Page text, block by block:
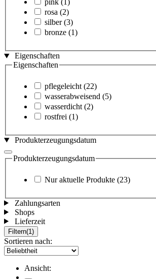
pink (1)
rosa (2)
silber (3)
bronze (1)
Eigenschaften
Eigenschaften
pflegeleicht (22)
wasserabweisend (5)
wasserdicht (2)
rostfrei (1)
Produkterzeugungsdatum
Produkterzeugungsdatum
Nur aktuelle Produkte (23)
Zahlungsarten
Shops
Lieferzeit
Filtern(1)
Sortieren nach:
Ansicht: